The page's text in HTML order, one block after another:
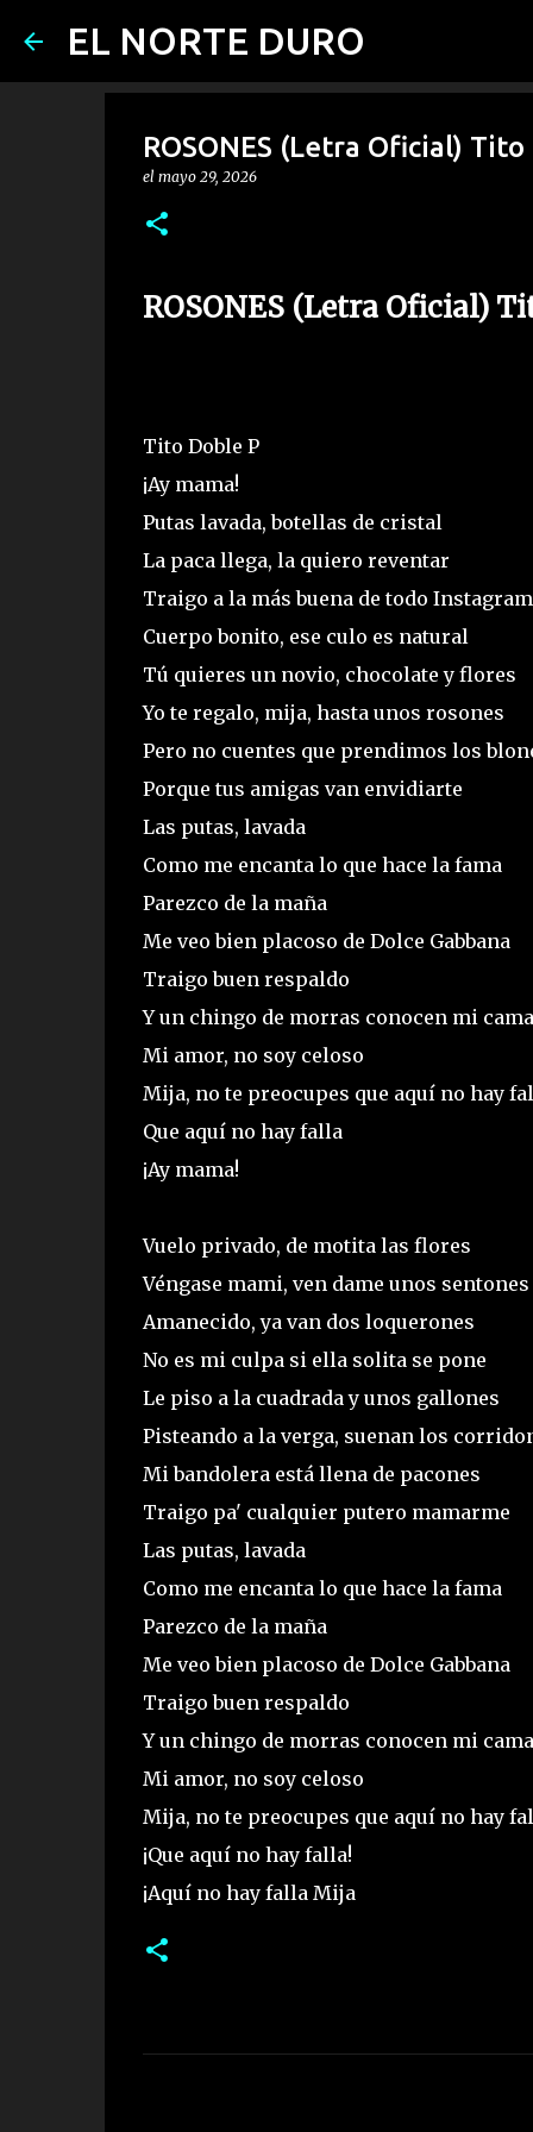
EL NORTE DURO
ROSONES (Letra Oficial)
el mayo 29, 2026
ROSONES (Letra Oficial)
Tito Doble P
¡Ay mama!
Putas lavada, botellas de cristal
La paca llega, la quiero reventar
Traigo a la más buena de todo Instagram
Cuerpo bonito, ese culo es natural
Tú quieres un novio, chocolate y flores
Yo te regalo, mija, hasta unos rosones
Pero no cuentes que prendimos los
Porque tus amigas van envidiarte
Las putas, lavada
Como me encanta lo que hace la fama
Parezco de la maña
Me veo bien placoso de Dolce Gabbana
Traigo buen respaldo
Y un chingo de morras conocen mi cama
Mi amor, no soy celoso
Mija, no te preocupes que aquí no hay
Que aquí no hay falla
¡Ay mama!
Vuelo privado, de motita las flores
Véngase mami, ven dame unos sentones
Amanecido, ya van dos loquerones
No es mi culpa si ella solita se pone
Le piso a la cuadrada y unos gallones
Pisteando a la verga, suenan los
Mi bandolera está llena de pacones
Traigo pa' cualquier putero mamarme
Las putas, lavada
Como me encanta lo que hace la fama
Parezco de la maña
Me veo bien placoso de Dolce Gabbana
Traigo buen respaldo
Y un chingo de morras conocen mi cama
Mi amor, no soy celoso
Mija, no te preocupes que aquí no hay
¡Que aquí no hay falla!
¡Aquí no hay falla Mija